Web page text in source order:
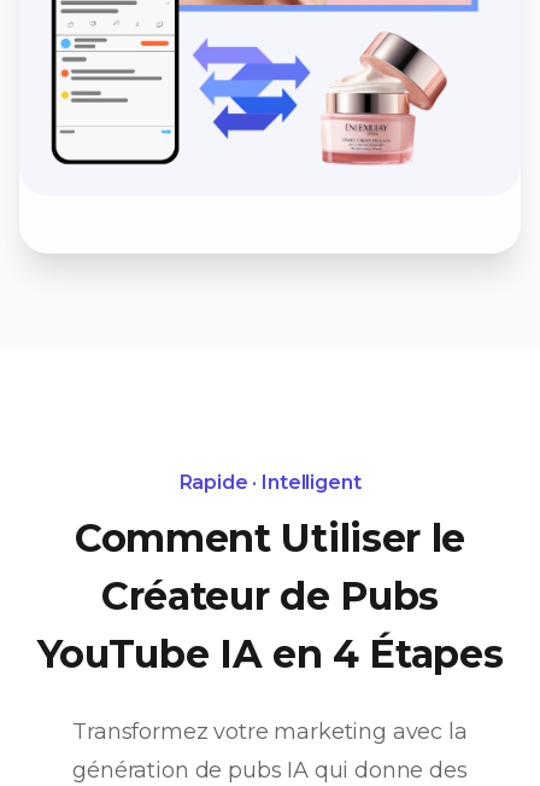
Rapide · Intelligent
Comment Utiliser le
Créateur de Pubs
YouTube IA en 4 Étapes
Transformez votre marketing avec la
génération de pubs IA qui donne des